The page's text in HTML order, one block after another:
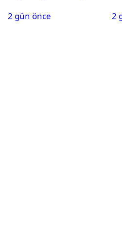
2 gün önce
2